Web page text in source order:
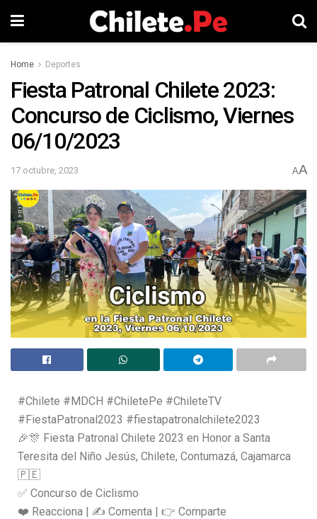
Home Deportes
Fiesta Patronal Chilete 2023:
Concurso de Ciclismo, Viernes
06/10/2023
17 octubre, 2023 AA
#Chilete #MDCH #ChiletePe #ChileteTV
#FiestaPatronal2023 #fiestapatronalchilete2023
🎉🎊 Fiesta Patronal Chilete 2023 en Honor a Santa
Teresita del Niño Jesús, Chilete, Contumazá, Cajamarca
🇵🇪
✅ Concurso de Ciclismo
❤️ Reacciona | ✍️ Comenta | 👉 Comparte